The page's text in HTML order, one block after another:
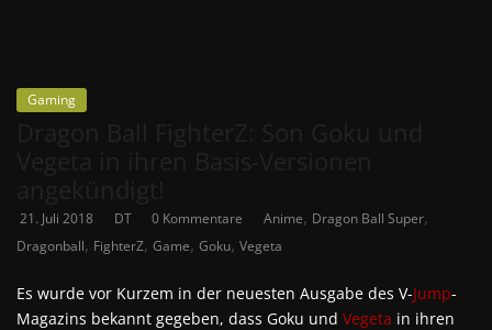
Gaming
21. Juli 2018 DT 0 Kommentare Anime, Dragon Ball Super,
Dragonball, FighterZ, Game, Goku, Vegeta
Es wurde vor Kurzem in der neuesten Ausgabe des V-Jump-
Magazins bekannt gegeben, dass Goku und Vegeta in ihren